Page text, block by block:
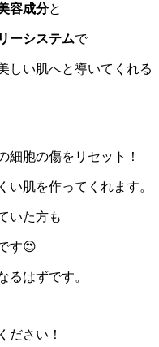
容成分と
ーシステムで
しい肌へと導いてくれる
細胞の傷をリセット！
い肌を作ってくれます。
いた方も
す😍
るはずです。
ださい！